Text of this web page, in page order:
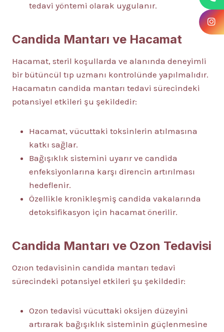
tedavi yöntemi olarak uygulanır.
Candida Mantarı ve Hacamat
Hacamat, steril koşullarda ve alanında deneyimli
bir bütüncül tıp uzmanı kontrolünde yapılmalıdır.
Hacamatın candida mantarı tedavi sürecindeki
potansiyel etkileri şu şekildedir:
Hacamat, vücuttaki toksinlerin atılmasına
katkı sağlar.
Bağışıklık sistemini uyarır ve candida
enfeksiyonlarına karşı direncin artırılması
hedeflenir.
Özellikle kronikleşmiş candida vakalarında
detoksifikasyon için hacamat önerilir.
Candida Mantarı ve Ozon Tedavisi
Ozıon tedavisinin candida mantarı tedavi
sürecindeki potansiyel etkileri şu şekildedir:
Ozon tedavisi vücuttaki oksijen düzeyini
artırarak bağışıklık sisteminin güçlenmesine